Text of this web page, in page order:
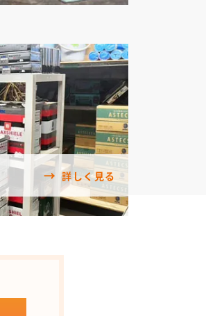
詳しく見る